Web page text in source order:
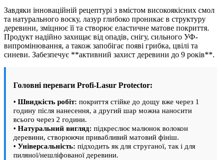
Завдяки інноваційній рецептурі з вмістом високоякісних смол
та натурального воску, лазур глибоко проникає в структуру
деревини, зміцнює її та створює еластичне матове покриття.
Продукт надійно захищає від опадів, снігу, сильного УФ-
випромінювання, а також запобігає появі грибка, цвілі та
синеви. Забезпечує **активний захист деревини до 9 років**.
Головні переваги Profi-Lasur Protector:
• Швидкість робіт: покриття стійке до дощу вже через 1
годину після нанесення, а другий шар можна наносити
всього через 2 години.
• Натуральний вигляд: підкреслює малюнок волокон
деревини, створюючи привабливий матовий фініш.
• Універсальність: підходить як для струганої, так і для
пиляної/нешліфованої деревини.